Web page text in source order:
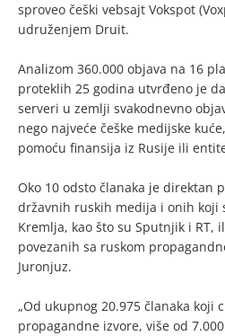
sproveo češki vebsajt Vokspot
udruženjem Druit.
Analizom 360.000 objava na 16
proteklih 25 godina utvrđeno je
serveri u zemlji svakodnevno
nego najveće češke medijske
pomoću finansija iz Rusije ili
Oko 10 odsto članaka je direktan
državnih ruskih medija i onih koji
Kremlja, kao što su Sputnjik i RT,
povezanih sa ruskom
Juronjuz.
„Od ukupnog 20.975 članaka koji
propagandne izvore, više od